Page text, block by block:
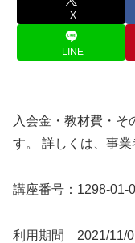
X
LINE
入会金・教材費・そ
す。 詳しくは、事業
講座番号：1298-01-
利用期間 2021/11/